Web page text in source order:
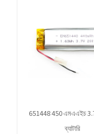
651448 450 এমএএইচ
ব্যাটারি